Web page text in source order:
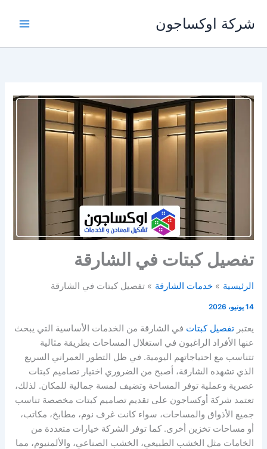
المحتوى
شركة اوكساجون
تفصيل كبتات في الشارقة
الرئيسية خدمات الشارقة تفصيل كبتات في الشارقة
14 يونيو، 2026
يعتبرتفصيل كبتات في الشارقة من الخدمات الأساسية التي يبحث
عنها الأفراد الراغبون في استغلال المساحات بطريقة مثالية
تتناسب مع احتياجاتهم اليومية. في ظل التطور العمراني السريع
الذي تشهده الشارقة، أصبح من الضروري اختيار تصاميم كبتات
عصرية وعملية توفر المساحة وتضيف لمسة جمالية للمكان. لذلك،
تعتمد شركة أوكساجون على تقديم تصاميم كبتات مخصصة تناسب
جميع الأذواق والمساحات، سواء كانت غرف نوم، مطابخ، مكاتب،
أو مساحات تخزين أخرى. كما توفر الشركة خيارات متعددة من
الخامات مثل الخشب الطبيعي، الخشب الصناعي، والألمنيوم، مما